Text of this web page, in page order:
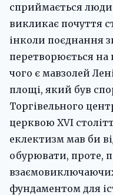
сприймається
викликає почуття
інколи поєднання
перетворюється на
чого є мавзолей
площі, який був
Торгівельного
церквою XVI
еклектизм мав би
обурювати, проте,
фундаментом для